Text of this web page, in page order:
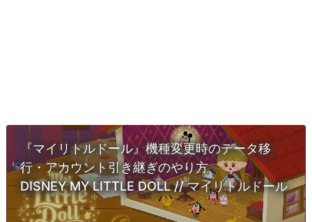
『マイリトルドール』機種変更時のデータ移
行・アカウント引き継ぎのやり方
DISNEY MY LITTLE DOLL // マイリトルドール